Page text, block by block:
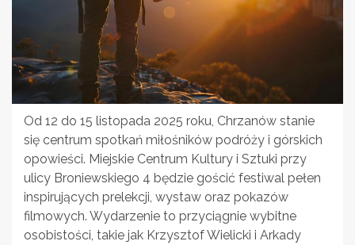
Od 12 do 15 listopada 2025 roku, Chrzanów stanie
się centrum spotkań miłośników podróży i górskich
opowieści. Miejskie Centrum Kultury i Sztuki przy
ulicy Broniewskiego 4 będzie gościć festiwal pełen
inspirujących prelekcji, wystaw oraz pokazów
filmowych. Wydarzenie to przyciągnie wybitne
osobistości, takie jak Krzysztof Wielicki i Arkady